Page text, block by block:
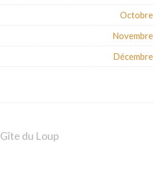
Octobre
Novembre
Décembre
Gîte du Loup